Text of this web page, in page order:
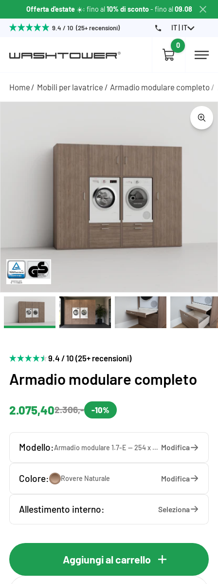
Offerta d'estate☀️: fino al10% di sconto- fino al09.08
9.4 / 10 (25+ recensioni) IT | IT
0
Home Mobili per lavatrice Armadio modulare completo
9.4 / 10 (25+ recensioni)
Armadio modulare completo
2.075,402.306,- -10%
Modello: Armadio modulare 1.7-E — 254 x 207 x 65 cm Modifica
Colore: Rovere Naturale Modifica
Allestimento interno: Seleziona
Aggiungi al carrello